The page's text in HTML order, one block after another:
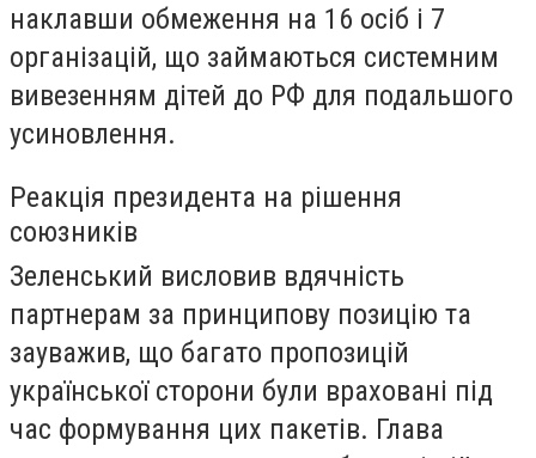
наклавши обмеження на 16 осіб і 7
організацій, що займаються системним
вивезенням дітей до РФ для подальшого
усиновлення.
Реакція президента на рішення
союзників
Зеленський висловив вдячність
партнерам за принципову позицію та
зауважив, що багато пропозицій
української сторони були враховані під
час формування цих пакетів. Глава